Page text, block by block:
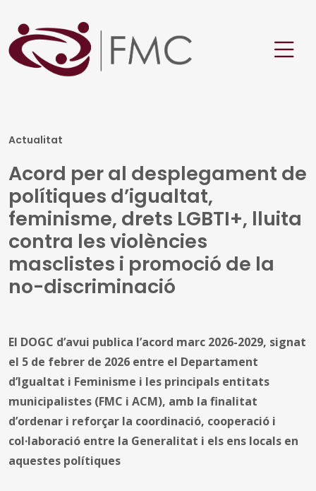
Actualitat
Acord per al desplegament de
polítiques d’igualtat,
feminisme, drets LGBTI+, lluita
contra les violències
masclistes i promoció de la
no-discriminació
El DOGC d’avui publica l’acord marc 2026-2029, signat
el 5 de febrer de 2026 entre el Departament
d’Igualtat i Feminisme i les principals entitats
municipalistes (FMC i ACM), amb la finalitat
d’ordenar i reforçar la coordinació, cooperació i
col·laboració entre la Generalitat i els ens locals en
aquestes polítiques